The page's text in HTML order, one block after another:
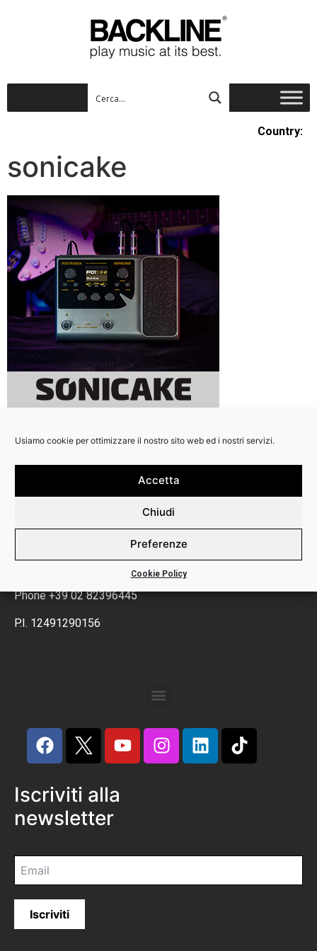
Usiamo cookie per ottimizzare il nostro sito web ed i nostri servizi.
Accetta
Chiudi
Preferenze
Cookie Policy
Country:
sonicake
Via Calabria 3
Phone +39 02 82396445
P.I. 12491290156
Iscriviti alla
newsletter
Iscriviti